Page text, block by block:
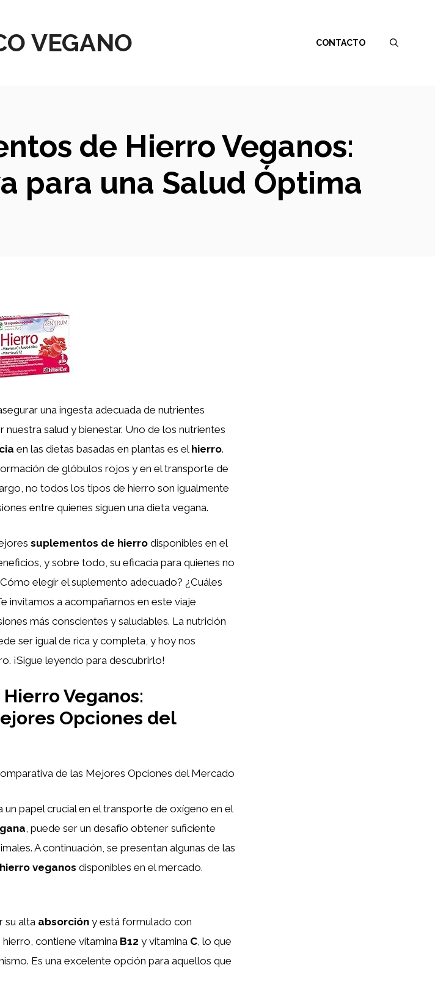
VEGANO CONTACTO
de Hierro Veganos:
para una Salud Óptima
una ingesta adecuada de nutrientes
salud y bienestar. Uno de los nutrientes
en las dietas basadas en plantas es el hierro.
de glóbulos rojos y en el transporte de
no todos los tipos de hierro son igualmente
entre quienes siguen una dieta vegana.
suplementos de hierro disponibles en el
y sobre todo, su eficacia para quienes no
elegir el suplemento adecuado? ¿Cuáles
invitamos a acompañarnos en este viaje
más conscientes y saludables. La nutrición
ser igual de rica y completa, y hoy nos
¡Sigue leyendo para descubrirlo!
Veganos:
Opciones del
de las Mejores Opciones del Mercado
un papel crucial en el transporte de oxígeno en el
, puede ser un desafío obtener suficiente
A continuación, se presentan algunas de las
veganos disponibles en el mercado.
su alta absorción y está formulado con
contiene vitamina B12 y vitamina C, lo que
Es una excelente opción para aquellos que